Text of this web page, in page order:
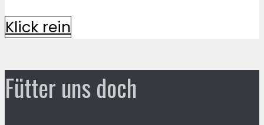
Klick rein
Fütter uns doch